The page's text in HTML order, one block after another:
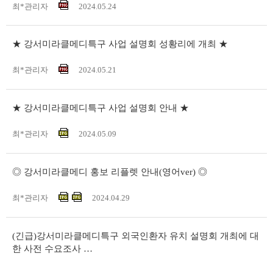
최*관리자 2024.05.24
★ 강서미라클메디특구 사업 설명회 성황리에 개최 ★
최*관리자 2024.05.21
★ 강서미라클메디특구 사업 설명회 안내 ★
최*관리자 2024.05.09
◎ 강서미라클메디 홍보 리플렛 안내(영어ver) ◎
최*관리자 2024.04.29
(긴급)강서미라클메디특구 외국인환자 유치 설명회 개최에 대
한 사전 수요조사 …